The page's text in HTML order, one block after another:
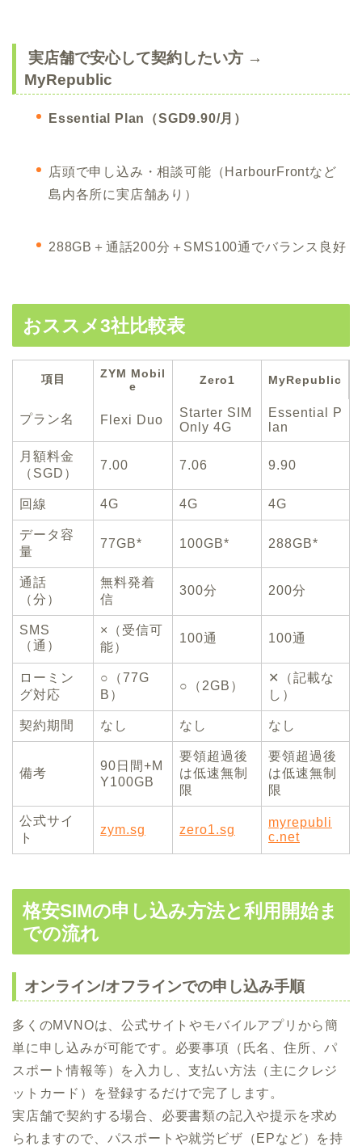
実店舗で安心して契約したい方 →
MyRepublic
Essential Plan（SGD9.90/月）
店頭で申し込み・相談可能（HarbourFrontなど
島内各所に実店舗あり）
288GB＋通話200分＋SMS100通でバランス良好
おススメ3社比較表
項目
ZYM Mobil
e
Zero1 MyRepublic
プラン名 Flexi Duo
Starter SIM
Only 4G
Essential P
lan
月額料金
（SGD）
7.00 7.06 9.90
回線 4G 4G 4G
データ容
量
77GB* 100GB* 288GB*
通話
（分）
無料発着
信
300分 200分
SMS
（通）
×（受信可
能）
100通 100通
ローミン
グ対応
○（77G
B）
○（2GB）
✕（記載な
し）
契約期間 なし なし なし
備考
90日間+M
Y100GB
要領超過後
は低速無制
限
要領超過後
は低速無制
限
公式サイ
ト
zym.sg zero1.sg
myrepubli
c.net
格安SIMの申し込み方法と利用開始ま
での流れ
オンライン/オフラインでの申し込み手順
多くのMVNOは、公式サイトやモバイルアプリから簡
単に申し込みが可能です。必要事項（氏名、住所、パ
スポート情報等）を入力し、支払い方法（主にクレジ
ットカード）を登録するだけで完了します。
実店舗で契約する場合、必要書類の記入や提示を求め
られますので、パスポートや就労ビザ（EPなど）を持